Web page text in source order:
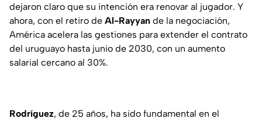
dejaron claro que su intención era renovar al jugador. Y
ahora, con el retiro de Al-Rayyan de la negociación,
América acelera las gestiones para extender el contrato
del uruguayo hasta junio de 2030, con un aumento
salarial cercano al 30%.
Rodríguez, de 25 años, ha sido fundamental en el